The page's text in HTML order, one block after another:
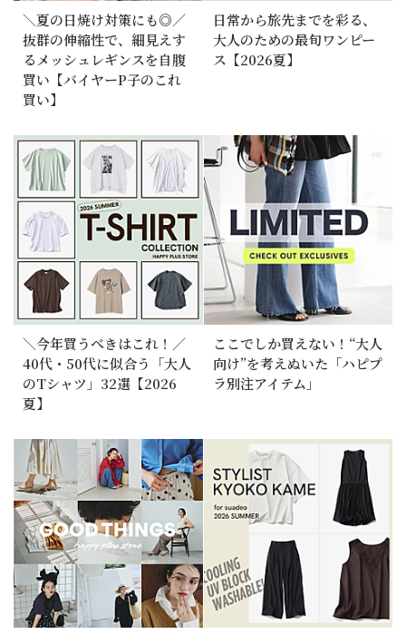
＼夏の日焼け対策にも◎／
抜群の伸縮性で、細見えす
るメッシュレギンスを自腹
買い【バイヤーP子のこれ
買い】
日常から旅先までを彩る、
大人のための最旬ワンピー
ス【2026夏】
＼今年買うべきはこれ！／
40代・50代に似合う「大人
のTシャツ」32選【2026
夏】
ここでしか買えない！“大人
向け”を考えぬいた「ハピプ
ラ別注アイテム」